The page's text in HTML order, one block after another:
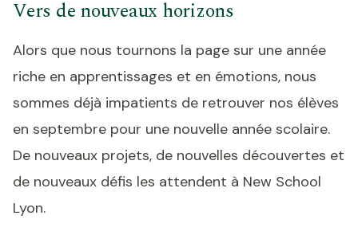
Vers de nouveaux horizons
Alors que nous tournons la page sur une année
riche en apprentissages et en émotions, nous
sommes déjà impatients de retrouver nos élèves
en septembre pour une nouvelle année scolaire.
De nouveaux projets, de nouvelles découvertes et
de nouveaux défis les attendent à New School
Lyon.